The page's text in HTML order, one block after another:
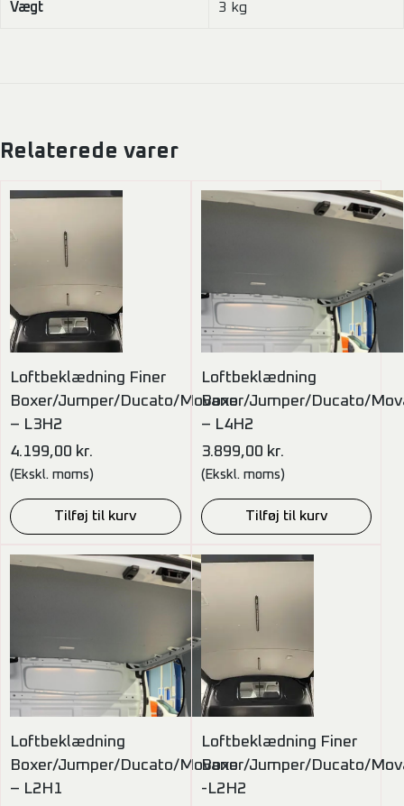
Vægt 3 kg
Relaterede varer
Loftbeklædning Finer
Boxer/Jumper/Ducato/Movano
– L3H2
4.199,00 kr.
(Ekskl. moms)
Tilføj til kurv
Loftbeklædning
Boxer/Jumper/Ducato/
– L4H2
3.899,00 kr.
(Ekskl. moms)
Tilføj til kurv
Loftbeklædning
Boxer/Jumper/Ducato/Movano
– L2H1
Loftbeklædning Finer
Boxer/Jumper/Ducato/
-L2H2